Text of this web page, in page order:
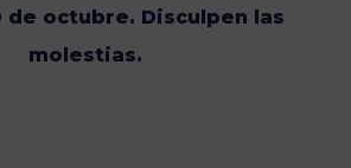
de octubre. Disculpen las
molestias.